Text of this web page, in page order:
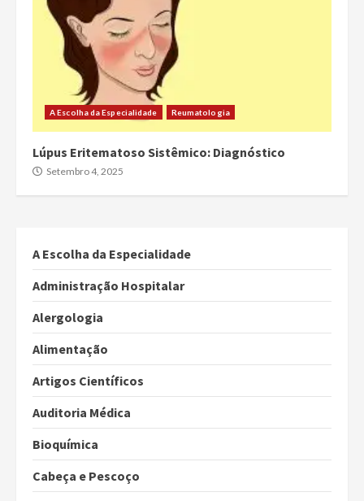
A Escolha da Especialidade Reumatologia
Lúpus Eritematoso Sistêmico: Diagnóstico
Setembro 4, 2025
A Escolha da Especialidade
Administração Hospitalar
Alergologia
Alimentação
Artigos Científicos
Auditoria Médica
Bioquímica
Cabeça e Pescoço